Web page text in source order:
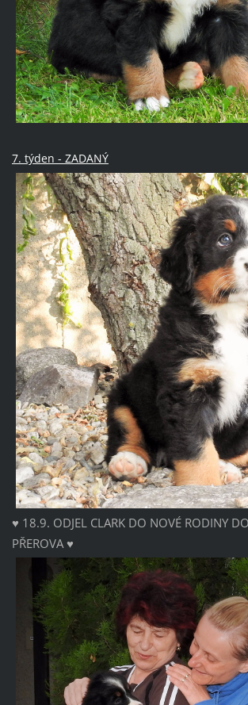
7. týden - ZADANÝ
♥ 18.9. ODJEL CLARK DO NOVÉ RODINY
PŘEROVA ♥